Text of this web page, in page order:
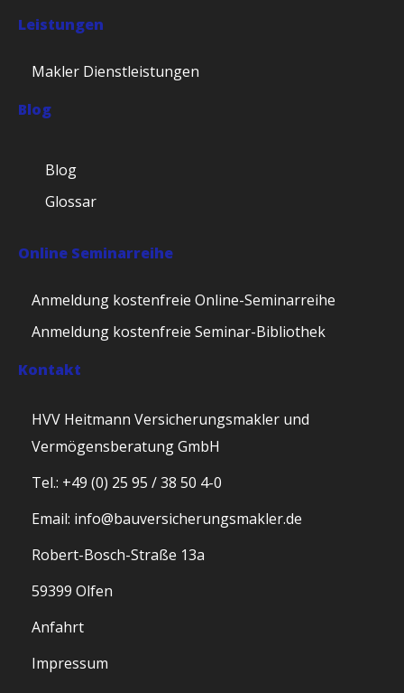
Leistungen
Makler Dienstleistungen
Blog
Blog
Glossar
Online Seminarreihe
Anmeldung kostenfreie Online-Seminarreihe
Anmeldung kostenfreie Seminar-Bibliothek
Kontakt
HVV Heitmann Versicherungsmakler und
Vermögensberatung GmbH
Tel.: +49 (0) 25 95 / 38 50 4-0
Email: info@bauversicherungsmakler.de
Robert-Bosch-Straße 13a
59399 Olfen
Anfahrt
Impressum